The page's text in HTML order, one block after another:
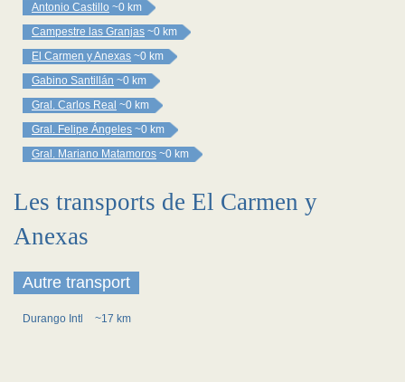
Antonio Castillo ~0 km
Campestre las Granjas ~0 km
El Carmen y Anexas ~0 km
Gabino Santillán ~0 km
Gral. Carlos Real ~0 km
Gral. Felipe Ángeles ~0 km
Gral. Mariano Matamoros ~0 km
Les transports de El Carmen y
Anexas
Autre transport
Durango Intl ~17 km